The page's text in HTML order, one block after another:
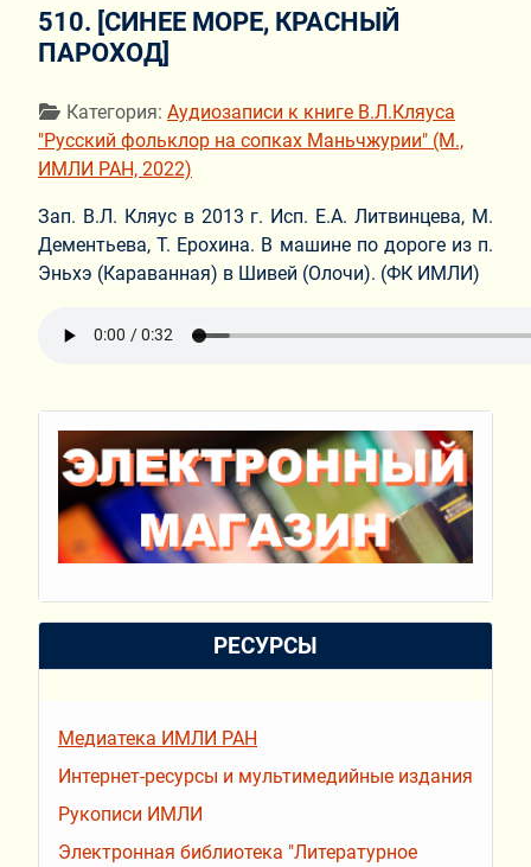
510. [СИНЕЕ МОРЕ, КРАСНЫЙ
ПАРОХОД]
Информация о материале
Категория: Аудиозаписи к книге В.Л.Кляуса
"Русский фольклор на сопках Маньчжурии" (М.,
ИМЛИ РАН, 2022)
Зап. В.Л. Кляус в 2013 г. Исп. Е.А. Литвинцева, М.
Дементьева, Т. Ерохина. В машине по дороге из п.
Эньхэ (Караванная) в Шивей (Олочи). (ФК ИМЛИ)
РЕСУРСЫ
Медиатека ИМЛИ РАН
Интернет-ресурсы и мультимедийные издания
Рукописи ИМЛИ
Электронная библиотека "Литературное